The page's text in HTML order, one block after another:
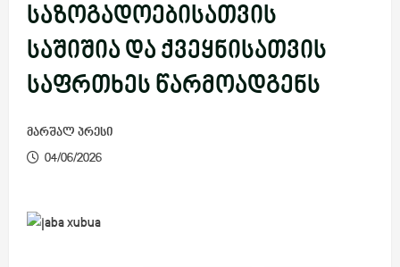
საზოგადოებისათვის
საშიშია და ქვეყნისათვის
საფრთხეს წარმოადგენს
მარშალ პრესი
04/06/2026